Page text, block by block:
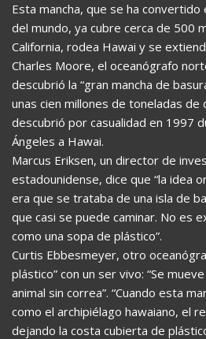
Esta mancha, que se ha
del mundo, ya cubre cerca de 500
California, rodea Hawai y se
Charles Moore, el oceanógrafo
descubrió la “gran mancha de
unas cien millones de toneladas
descubrió por casualidad en 1997
Ángeles a Hawai.
Marcus Eriksen, un director de
estadounidense, dice que “la idea
era que se trataba de una isla de
que casi se puede caminar. No es
como una sopa de plástico”.
Curtis Ebbesmeyer, otro
plástico” con un ser vivo: “Se
animal sin correa”. “Cuando esta
como el archipiélago hawaiano, el
dejando la costa cubierta de